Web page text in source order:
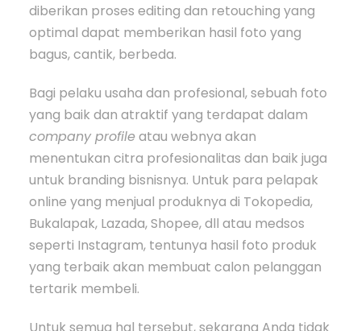
diberikan proses editing dan retouching yang
optimal dapat memberikan hasil foto yang
bagus, cantik, berbeda.
Bagi pelaku usaha dan profesional, sebuah foto
yang baik dan atraktif yang terdapat dalam
company profileatau webnya akan
menentukan citra profesionalitas dan baik juga
untuk branding bisnisnya. Untuk para pelapak
online yang menjual produknya di Tokopedia,
Bukalapak, Lazada, Shopee, dll atau medsos
seperti Instagram, tentunya hasil foto produk
yang terbaik akan membuat calon pelanggan
tertarik membeli.
Untuk semua hal tersebut, sekarang Anda tidak